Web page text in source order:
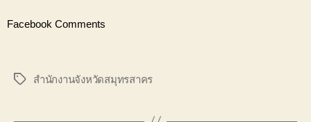
Facebook Comments
Tagsสำนักงานจังหวัดสมุทรสาคร